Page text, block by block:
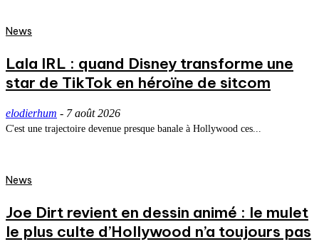
News
Lala IRL : quand Disney transforme une
star de TikTok en héroïne de sitcom
elodierhum - 7 août 2026
C'est une trajectoire devenue presque banale à Hollywood ces...
News
Joe Dirt revient en dessin animé : le mulet
le plus culte d’Hollywood n’a toujours pas